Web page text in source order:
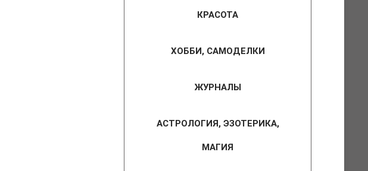
КРАСОТА
ХОББИ, САМОДЕЛКИ
ЖУРНАЛЫ
АСТРОЛОГИЯ, ЭЗОТЕРИКА,
МАГИЯ